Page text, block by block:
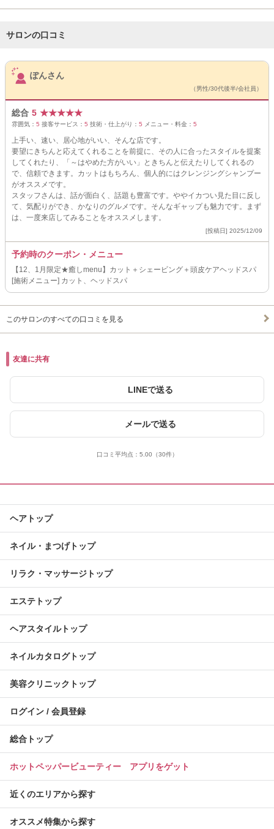
サロンの口コミ
サロンPick Up
ぽんさん
（男性/30代後半/会社員）
総合 5 ★★★★★
雰囲気： 5 接客サービス： 5 技術・仕上がり： 5 メニュー・料金： 5
上手い、速い、居心地がいい、そんな店です。
要望にきちんと応えてくれることを前提に、その人に合ったスタイルを提案
してくれたり、「～はやめた方がいい」ときちんと伝えたりしてくれるの
で、信頼できます。カットはもちろん、個人的にはクレンジングシャンプー
がオススメです。
スタッフさんは、話が面白く、話題も豊富です。ややイカつい見た目に反し
て、気配りができ、かなりのグルメです。そんなギャップも魅力です。まず
は、一度来店してみることをオススメします。
[投稿日] 2025/12/09
予約時のクーポン・メニュー
【12、1月限定★癒しmenu】カット＋シェービング＋頭皮ケアヘッドスパ
[施術メニュー] カット、ヘッドスパ
このサロンのすべての口コミを見る
友達に共有
LINEで送る
メールで送る
口コミ平均点： 5.00 （30件）
ヘアトップ
ネイル・まつげトップ
リラク・マッサージトップ
エステトップ
ヘアスタイルトップ
ネイルカタログトップ
美容クリニックトップ
ログイン / 会員登録
総合トップ
ホットペッパービューティー アプリをゲット
近くのエリアから探す
オススメ特集から探す